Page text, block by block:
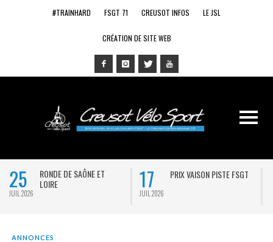
#TRAINHARD FSGT 71 CREUSOT INFOS LE JSL
CRÉATION DE SITE WEB
DE SAÔNE ET
17 PRIX VAISON PISTE FSGT 14
ANNONCES